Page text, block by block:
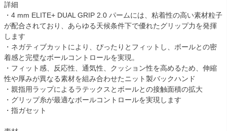
詳細
・4 mm ELITE+ DUAL GRIP 2.0 パームには、粘着性の高い素材粒子
が配合されており、あらゆる天候条件下で優れたグリップ力を発揮
します
・ネガティブカットにより、ぴったりとフィットし、ボールとの密
着感と完璧なボールコントロールを実現。
・フィット感、反応性、通気性、クッション性を高めるため、伸縮
性や厚みが異なる素材を組み合わせたニット製バックハンド
・親指用ラップによるラテックスとボールとの接触面積の拡大
・グリップ糸が最適なボールコントロールを実現します
・指ガセット